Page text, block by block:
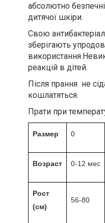
абсолютно
дитячої шкіри.
Свою
зберігають
реакцій в дітей.
Після прання не
кошлатяться.
Прати при
Размер 0
Возраст 0-12 мес
Рост
(см)
56-80